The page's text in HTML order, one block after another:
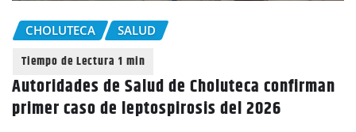
CHOLUTECA SALUD
Autoridades de Salud de Choluteca confirman
primer caso de leptospirosis del 2026